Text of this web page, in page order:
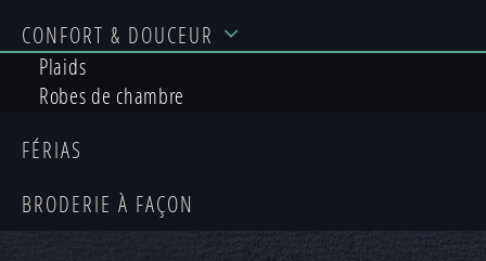
CONFORT & DOUCEUR
Plaids
Robes de chambre
FÉRIAS
BRODERIE À FAÇON
avec les réponses attendues.
28 rue Lormand – 64100 Bayonne